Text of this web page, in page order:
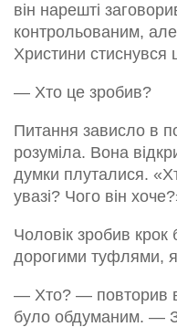
він нарешті
контрольованим, але
Христини стиснувся
— Хто це зробив?
Питання зависло в
розуміла. Вона
думки плуталися.
увазі? Чого він
Чоловік зробив крок
дорогими туфлями,
— Хто? — повторив
було обдуманим. —